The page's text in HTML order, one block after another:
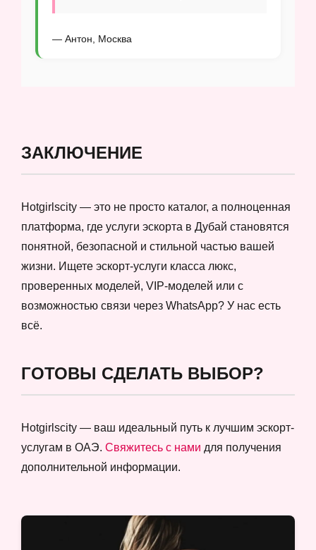
— Антон, Москва
ЗАКЛЮЧЕНИЕ
Hotgirlscity — это не просто каталог, а полноценная
платформа, где услуги эскорта в Дубай становятся
понятной, безопасной и стильной частью вашей
жизни. Ищете эскорт-услуги класса люкс,
проверенных моделей, VIP-моделей или с
возможностью связи через WhatsApp? У нас есть
всё.
ГОТОВЫ СДЕЛАТЬ ВЫБОР?
Hotgirlscity — ваш идеальный путь к лучшим эскорт-
услугам в ОАЭ. Свяжитесь с нами для получения
дополнительной информации.